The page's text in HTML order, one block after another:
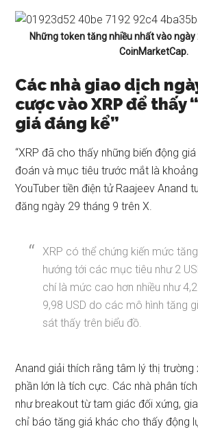
Những token tăng nhiều nhất vào ngày
CoinMarketCap.
Các nhà giao dịch
cược vào XRP để thấy
giá đáng kể”
“XRP đã cho thấy những biến động
đoán và mục tiêu trước mắt là khoảng
YouTuber tiền điện tử Raajeev Anand
đăng ngày 29 tháng 9 trên X.
XRP có thể chứng kiến ​​mức
hướng tới các mục tiêu như 2
chí là mức cao hơn nhiều như
9,98 USD do các mô hình tăng
sát thấy trên biểu đồ.
Anand giải thích rằng tâm lý thị trường
phần lớn là tích cực. Các nhà phân
như breakout từ tam giác đối xứng,
chỉ báo tăng giá khác cho thấy động